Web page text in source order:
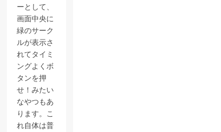
ーとして、
画面中央に
緑のサーク
ルが表示さ
れてタイミ
ングよくボ
タンを押
せ！みたい
なやつもあ
ります。こ
れ自体は普